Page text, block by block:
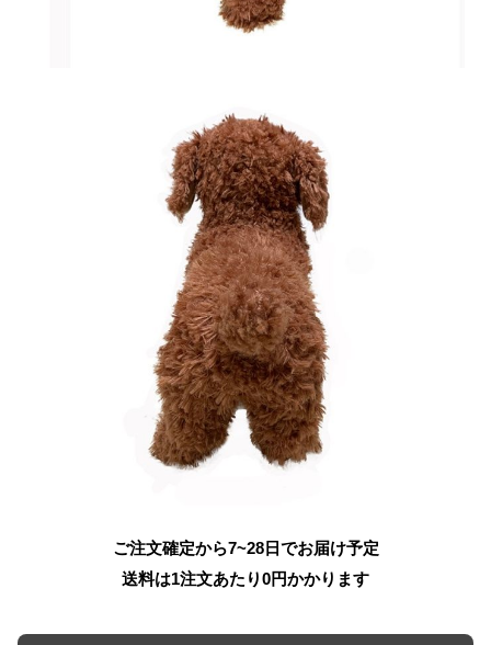
ご注文確定から7~28日でお届け予定
送料は1注文あたり0円かかります